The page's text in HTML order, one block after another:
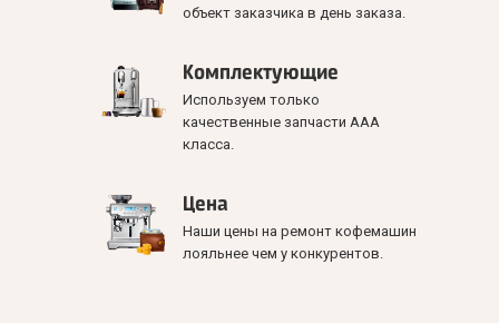
объект заказчика в день заказа.
Комплектующие
Используем только
качественные запчасти ААА
класса.
Цена
Наши цены на ремонт кофемашин
лояльнее чем у конкурентов.